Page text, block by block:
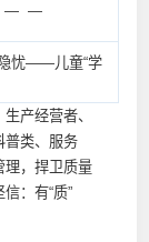
— —
忧——儿童“学
产经营者、
普类、服务
理，捍卫质量
：有“质”